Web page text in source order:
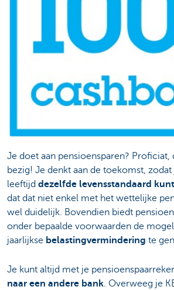
Je doet aan pensioensparen? Proficiat,
bezig! Je denkt aan de toekomst,
leeftijd dezelfde levensstandaard
dat dat niet enkel met het wettelijke
wel duidelijk. Bovendien biedt
onder bepaalde voorwaarden de
jaarlijkse belastingvermindering te
Je kunt altijd met je
naar een andere bank. Overweeg je